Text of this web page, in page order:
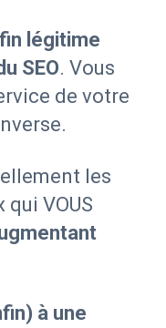
légitime
SEO. Vous
de votre
les
VOUS
à une